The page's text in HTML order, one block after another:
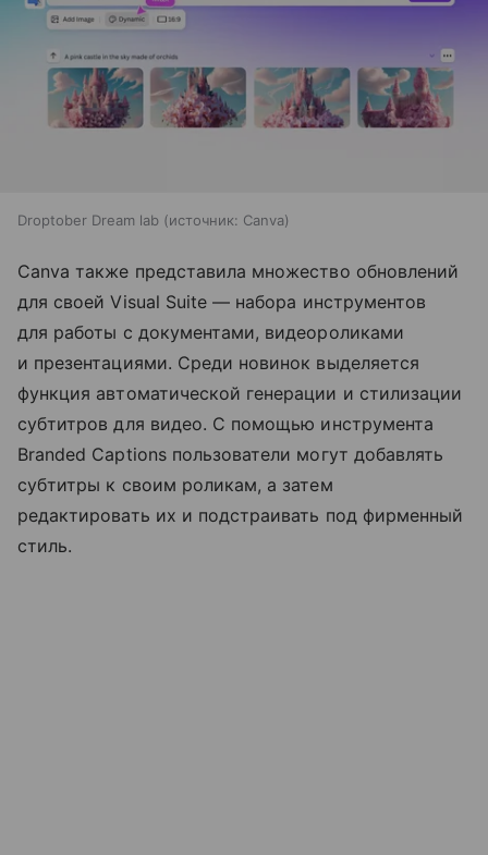
Droptober Dream lab источник: Canva
Canva также представила множество обновлений
для своей Visual Suite — набора инструментов
для работы с документами, видеороликами
и презентациями. Среди новинок выделяется
функция автоматической генерации и стилизации
субтитров для видео. С помощью инструмента
Branded Captions пользователи могут добавлять
субтитры к своим роликам, а затем
редактировать их и подстраивать под фирменный
стиль.